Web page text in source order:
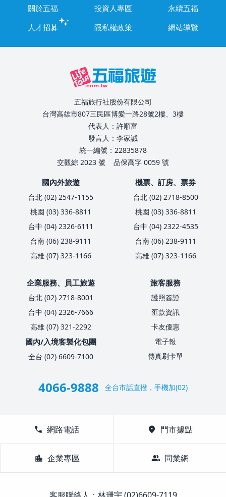
關於五福 投資人專區
永續五福
人才招募
隱私權政策 網站導覽
五福旅行社股份有限公司
台灣高雄市807三民區博愛一路28號2樓、3樓
代表人：許順富
發言人：李家誠
統一編號：22835878
交觀綜 2023 號
品保高字 0059 號
國內外旅遊
台北 (02) 2547-1155
桃園 (03) 336-8811
台中 (04) 2326-6111
台南 (06) 238-9111
高雄 (07) 323-1166
機票、訂房、票券
台北 (02) 2718-8500
桃園 (03) 336-8811
台中 (04) 2322-4535
台南 (06) 238-9111
高雄 (07) 323-1166
企業服務、員工旅遊
台北 (02) 2718-8001
台中 (04) 2326-7666
高雄 (07) 321-2292
國內/入境客製化包團
全台 (02) 6609-7100
旅客服務
護照簽證
匯款資訊
卡友優惠
電子報
傳真刷卡單
4066-9888 全台市話直撥，手機加(02)
call 網路電話 location_on 門市據點
location_city 企業專區 group 同業網